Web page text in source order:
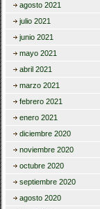
agosto 2021
julio 2021
junio 2021
mayo 2021
abril 2021
marzo 2021
febrero 2021
enero 2021
diciembre 2020
noviembre 2020
octubre 2020
septiembre 2020
agosto 2020